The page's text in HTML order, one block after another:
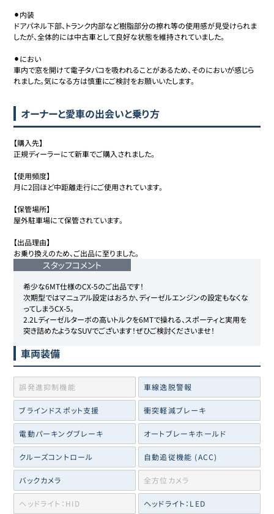
⚫︎内装
ドアパネル下部、トランク内部など樹脂部分の擦れ等の使用感が見受けられま
したが、全体的には中古車として良好な状態を維持されていました。
⚫︎におい
車内で窓を開けて電子タバコを吸われることがあるため、そのにおいが感じら
れました。気になる方は慎重にご検討をお願いいたします。
オーナーと愛車の出会いと乗り方
【購入先】
正規ディーラーにて新車でご購入されました。
【使用頻度】
月に2回ほど中距離走行にご使用されています。
【保管場所】
屋外駐車場にて保管されています。
【出品理由】
お乗り換えのため、ご出品に至りました。
スタッフコメント
希少な6MT仕様のCX-5のご出品です！
次期型ではマニュアル設定はおろか、ディーゼルエンジンの設定もなくな
ってしまうCX-5。
2.2Lディーゼルターボの高いトルクを6MTで操れる、スポーティと実用を
突き詰めたようなSUVでございます！ぜひご検討くださいませ！
車両装備
誤発進抑制機能 車線逸脱警報
ブラインドスポット支援 衝突軽減ブレーキ
電動パーキングブレーキ オートブレーキホールド
クルーズコントロール 自動追従機能 (ACC)
バックカメラ 全方位カメラ
ヘッドライト：HID ヘッドライト：LED